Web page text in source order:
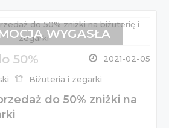
50% 2021-02-05
Biżuteria i zegarki
do 50% zniżki na
WYGASŁA